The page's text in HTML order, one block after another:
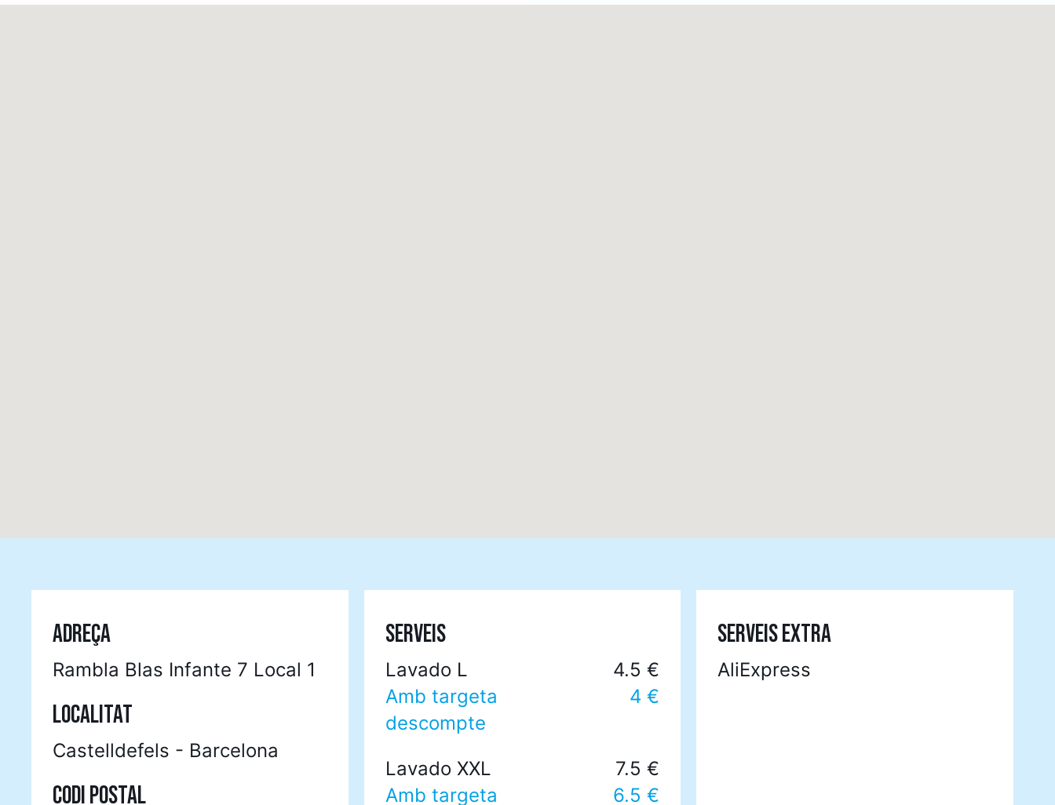
ADREÇA
Rambla Blas Infante 7 Local 1
LOCALITAT
Castelldefels - Barcelona
CODI POSTAL
SERVEIS
Lavado L
4.5 €
Amb targeta
descompte
4 €
Lavado XXL
7.5 €
Amb targeta
6.5 €
SERVEIS EXTRA
AliExpress